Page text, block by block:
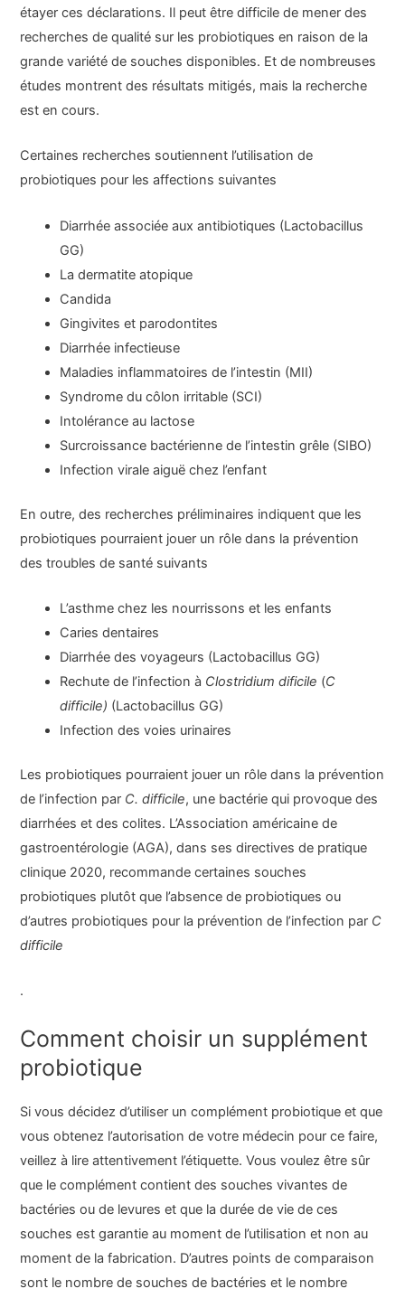
étayer ces déclarations. Il peut être difficile de mener des
recherches de qualité sur les probiotiques en raison de la
grande variété de souches disponibles. Et de nombreuses
études montrent des résultats mitigés, mais la recherche
est en cours.
Certaines recherches soutiennent l’utilisation de
probiotiques pour les affections suivantes
Diarrhée associée aux antibiotiques (Lactobacillus
GG)
La dermatite atopique
Candida
Gingivites et parodontites
Diarrhée infectieuse
Maladies inflammatoires de l’intestin (MII)
Syndrome du côlon irritable (SCI)
Intolérance au lactose
Surcroissance bactérienne de l’intestin grêle (SIBO)
Infection virale aiguë chez l’enfant
En outre, des recherches préliminaires indiquent que les
probiotiques pourraient jouer un rôle dans la prévention
des troubles de santé suivants
L’asthme chez les nourrissons et les enfants
Caries dentaires
Diarrhée des voyageurs (Lactobacillus GG)
Rechute de l’infection à Clostridium dificile (C
difficile) (Lactobacillus GG)
Infection des voies urinaires
Les probiotiques pourraient jouer un rôle dans la prévention
de l’infection par C. difficile, une bactérie qui provoque des
diarrhées et des colites. L’Association américaine de
gastroentérologie (AGA), dans ses directives de pratique
clinique 2020, recommande certaines souches
probiotiques plutôt que l’absence de probiotiques ou
d’autres probiotiques pour la prévention de l’infection par C
difficile
.
Comment choisir un supplément
probiotique
Si vous décidez d’utiliser un complément probiotique et que
vous obtenez l’autorisation de votre médecin pour ce faire,
veillez à lire attentivement l’étiquette. Vous voulez être sûr
que le complément contient des souches vivantes de
bactéries ou de levures et que la durée de vie de ces
souches est garantie au moment de l’utilisation et non au
moment de la fabrication. D’autres points de comparaison
sont le nombre de souches de bactéries et le nombre